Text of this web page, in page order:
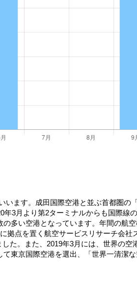
ます。成田国際空港と並ぶ首都圏の
3月より第2ターミナルからも国際線
多い空港となっています。年間の航
点を置く航空サービスリサーチ会社
た。また、2019年3月には、世界の
東京国際空港を選出、「世界一清潔